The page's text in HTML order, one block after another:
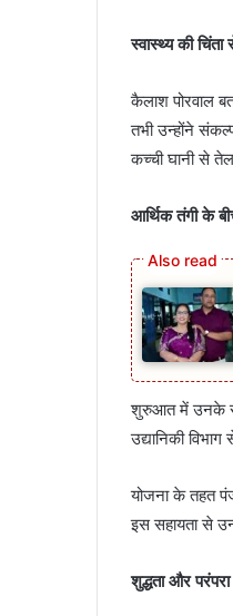
स्वास्थ्य की
कैलाश पोरवाल
तभी उन्होंने
कच्ची घानी से
आर्थिक तंगी के
शुरुआत में उनके
उद्यानिकी
योजना के तहत
इस सहायता से
शुद्धता और